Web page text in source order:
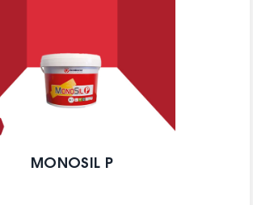
MONOSIL P